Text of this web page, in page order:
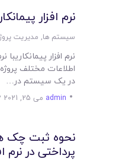
نرم افزار
سیستم ها, مدیریت
نرم افزار
اطلاعات مختلف
در یک سیستم در…
admin می 25, 2021
نحوه ثبت چک
پرداختی در نرم